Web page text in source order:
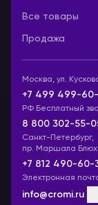
Все товары
Продажа
Москва, ул.
+7 499 499-
РФ Бесплатный
8 800 302-55-
Санкт-Петербург,
пр. Маршала
+7 812 490-60-
Электронная
info@cromi.ru